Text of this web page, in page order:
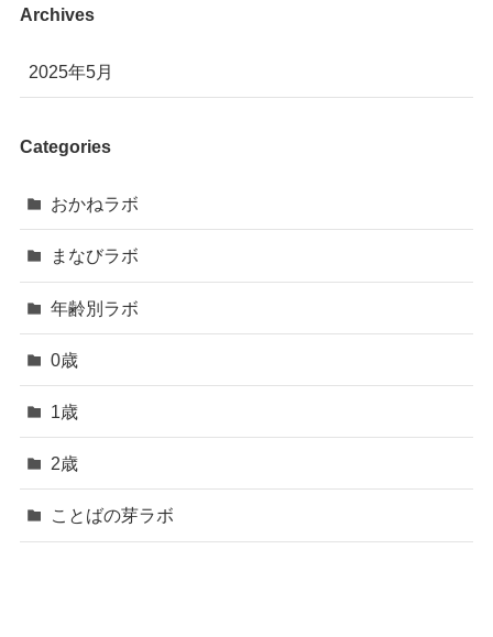
Archives
2025年5月
Categories
おかねラボ
まなびラボ
年齢別ラボ
0歳
1歳
2歳
ことばの芽ラボ